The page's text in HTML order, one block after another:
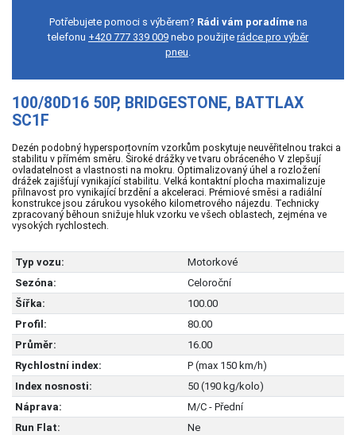
Potřebujete pomoci s výběrem? Rádi vám poradímena
telefonu +420 777 339 009 nebo použijte rádce pro výběr
pneu.
100/80D16 50P, BRIDGESTONE, BATTLAX
SC1F
Dezén podobný hypersportovním vzorkům poskytuje neuvěřitelnou trakci a
stabilitu v přímém směru. Široké drážky ve tvaru obráceného V zlepšují
ovladatelnost a vlastnosti na mokru. Optimalizovaný úhel a rozložení
drážek zajišťují vynikající stabilitu. Velká kontaktní plocha maximalizuje
přilnavost pro vynikající brzdění a akceleraci. Prémiové směsi a radiální
konstrukce jsou zárukou vysokého kilometrového nájezdu. Technicky
zpracovaný běhoun snižuje hluk vzorku ve všech oblastech, zejména ve
vysokých rychlostech.
Typ vozu:
Motorkové
Sezóna:
Celoroční
Šířka:
100.00
Profil:
80.00
Průměr:
16.00
Rychlostní index:
P (max 150 km/h)
Index nosnosti:
50 (190 kg/kolo)
Náprava:
M/C - Přední
Run Flat:
Ne